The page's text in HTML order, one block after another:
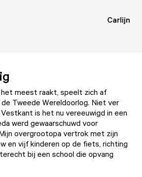
Carlijn
meest raakt, speelt zich af
Tweede Wereldoorlog. Niet ver
Vestkant is het nu vereeuwigd in een
werd gewaarschuwd voor
overgrootopa vertrok met zijn
en vijf kinderen op de fiets, richting
bij een school die opvang